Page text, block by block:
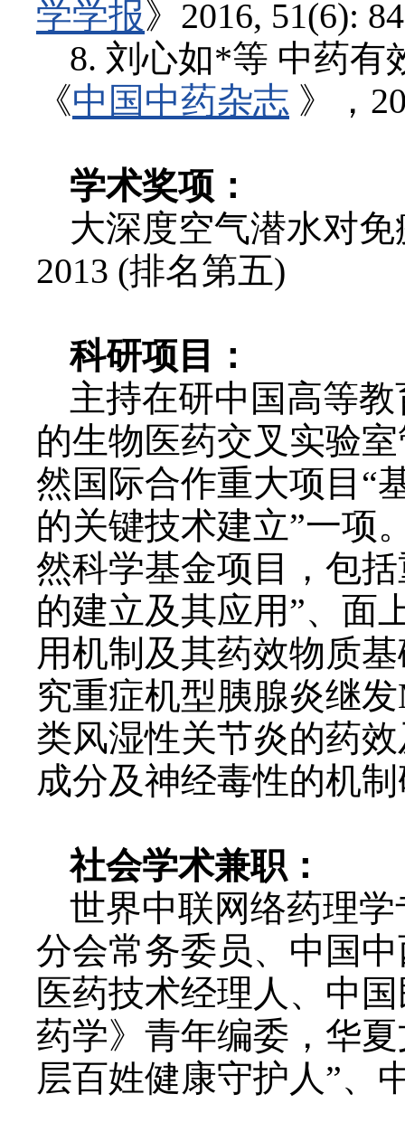
学学报》2016, 51(6):
8. 刘心如*等 中药有
《中国中药杂志 》，
学术奖项：
大深度空气潜水对
2013 (排名第五)
科研项目：
主持在研中国高等
的生物医药交叉实验
然国际合作重大项目“
的关键技术建立”一项
然科学基金项目，包
的建立及其应用”、面
用机制及其药效物质
究重症机型胰腺炎继
类风湿性关节炎的药
成分及神经毒性的机
社会学术兼职：
世界中联网络药理
分会常务委员、中国
医药技术经理人、中
药学》青年编委，华
层百姓健康守护人”、